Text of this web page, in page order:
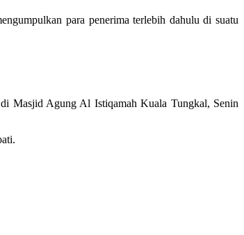
para penerima terlebih dahulu di suatu
Masjid Agung Al Istiqamah Kuala Tungkal, Senin